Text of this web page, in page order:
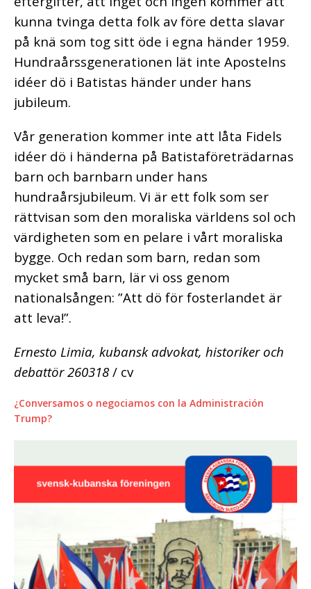
kunna tvinga detta folk av före detta slavar
på knä som tog sitt öde i egna händer 1959.
Hundraårssgenerationen lät inte Apostelns
idéer dö i Batistas händer under hans
jubileum.
Vår generation kommer inte att låta Fidels
idéer dö i händerna på Batistaföreträdarnas
barn och barnbarn under hans
hundraårsjubileum. Vi är ett folk som ser
rättvisan som den moraliska världens sol och
värdigheten som en pelare i vårt moraliska
bygge. Och redan som barn, redan som
mycket små barn, lär vi oss genom
nationalsången: ”Att dö för fosterlandet är
att leva!”.
Ernesto Limia, kubansk advokat, historiker och
debattör 260318 / cv
¿Conversamos o negociamos con la Administración
Trump?